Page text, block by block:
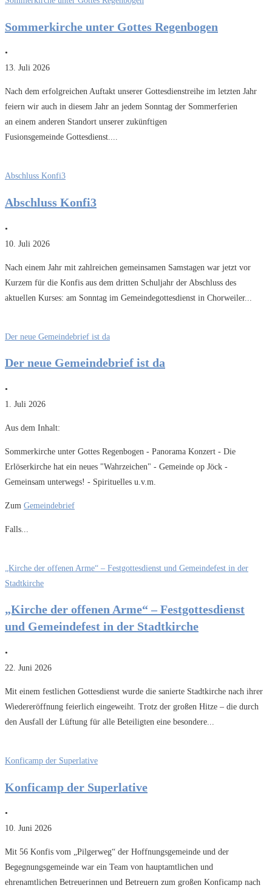
Sommerkirche unter Gottes Regenbogen
•
13. Juli 2026
Nach dem erfolgreichen Auftakt unserer Gottesdienstreihe im letzten Jahr
feiern wir auch in diesem Jahr an jedem Sonntag der Sommerferien
an einem anderen Standort unserer zukünftigen
Fusionsgemeinde Gottesdienst....
Abschluss Konfi3
Abschluss Konfi3
•
10. Juli 2026
Nach einem Jahr mit zahlreichen gemeinsamen Samstagen war jetzt vor
Kurzem für die Konfis aus dem dritten Schuljahr der Abschluss des
aktuellen Kurses: am Sonntag im Gemeindegottesdienst in Chorweiler...
Der neue Gemeindebrief ist da
Der neue Gemeindebrief ist da
•
1. Juli 2026
Aus dem Inhalt:
Sommerkirche unter Gottes Regenbogen - Panorama Konzert - Die
Erlöserkirche hat ein neues "Wahrzeichen" - Gemeinde op Jöck -
Gemeinsam unterwegs! - Spirituelles u.v.m.
Zum Gemeindebrief
Falls...
„Kirche der offenen Arme“ – Festgottesdienst und Gemeindefest in der
Stadtkirche
„Kirche der offenen Arme“ – Festgottesdienst
und Gemeindefest in der Stadtkirche
•
22. Juni 2026
Mit einem festlichen Gottesdienst wurde die sanierte Stadtkirche nach ihrer
Wiedereröffnung feierlich eingeweiht. Trotz der großen Hitze – die durch
den Ausfall der Lüftung für alle Beteiligten eine besondere...
Konficamp der Superlative
Konficamp der Superlative
•
10. Juni 2026
Mit 56 Konfis vom „Pilgerweg“ der Hoffnungsgemeinde und der
Begegnungsgemeinde war ein Team von hauptamtlichen und
ehrenamtlichen Betreuerinnen und Betreuern zum großen Konficamp nach